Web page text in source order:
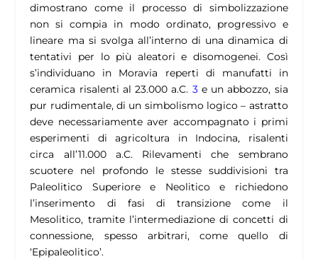
dimostrano come il processo di simbolizzazione
non si compia in modo ordinato, progressivo e
lineare ma si svolga all’interno di una dinamica di
tentativi per lo più aleatori e disomogenei. Così
s’individuano in Moravia reperti di manufatti in
ceramica risalenti al 23.000 a.C. 3e un abbozzo, sia
pur rudimentale, di un simbolismo logico – astratto
deve necessariamente aver accompagnato i primi
esperimenti di agricoltura in Indocina, risalenti
circa all’11.000 a.C. Rilevamenti che sembrano
scuotere nel profondo le stesse suddivisioni tra
Paleolitico Superiore e Neolitico e richiedono
l’inserimento di fasi di transizione come il
Mesolitico, tramite l’intermediazione di concetti di
connessione, spesso arbitrari, come quello di
‘Epipaleolitico’.